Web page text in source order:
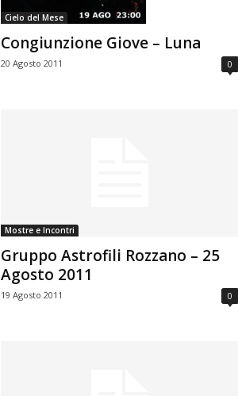
Cielo del Mese
Congiunzione Giove – Luna
20 Agosto 2011 0
Mostre e Incontri
Gruppo Astrofili Rozzano – 25
Agosto 2011
19 Agosto 2011 0